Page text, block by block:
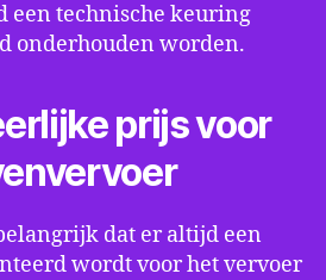
een technische keuring
onderhouden worden.
prijs voor
dat er altijd een
wordt voor het vervoer